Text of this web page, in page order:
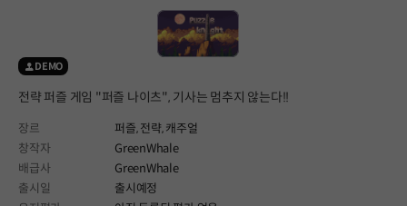
DEMO
전략 퍼즐 게임 "퍼즐 나이츠", 기사는 멈추지 않는다!!
장르 퍼즐,전략,캐주얼
창작자
GreenWhale
배급사
GreenWhale
출시일
출시예정